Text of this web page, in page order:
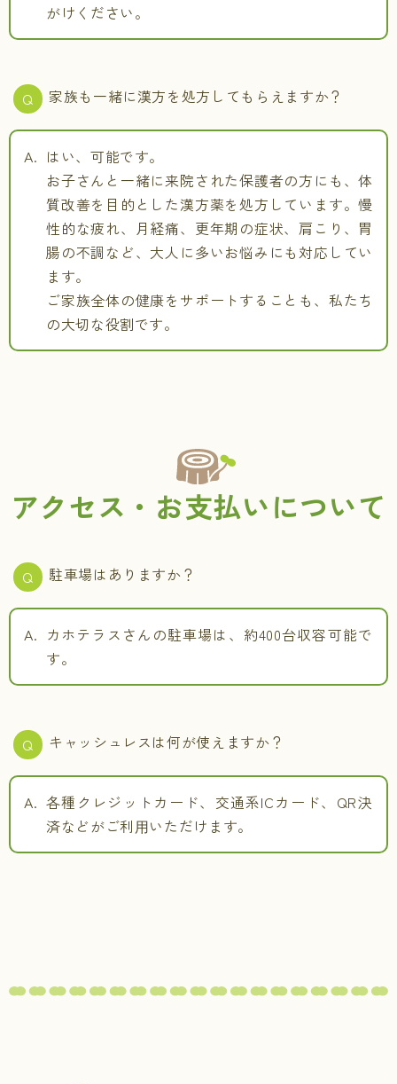
がけください。
家族も一緒に漢方を処方してもらえますか？
はい、可能です。
お子さんと一緒に来院された保護者の方にも、体
質改善を目的とした漢方薬を処方しています。慢
性的な疲れ、月経痛、更年期の症状、肩こり、胃
腸の不調など、大人に多いお悩みにも対応してい
ます。
ご家族全体の健康をサポートすることも、私たち
の大切な役割です。
アクセス・お支払いについて
駐車場はありますか？
カホテラスさんの駐車場は、約400台収容可能で
す。
キャッシュレスは何が使えますか？
各種クレジットカード、交通系ICカード、QR決
済などがご利⽤いただけます。